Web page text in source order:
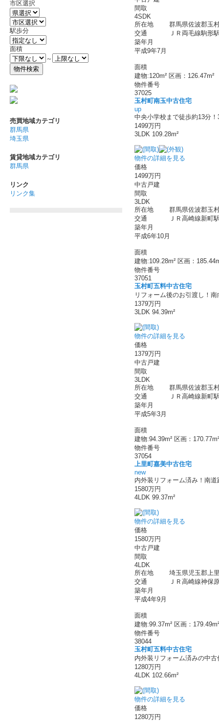
間取
4SDK
所在地
群馬県佐波郡玉
交通
ＪＲ両毛線駒形
築年月
平成9年7月
面積
建物:120m² 区画：126.47m²
物件番号
37025
玉村町南玉中古住宅
up
中央小学校まで徒歩約13分
1499万円
3LDK 109.28m²
物件の詳細を見る
価格
1499万円
中古戸建
間取
3LDK
所在地
群馬県佐波郡玉
交通
ＪＲ高崎線新町
築年月
平成6年10月
面積
建物:109.28m² 区画：
物件番号
37051
玉村町五料中古住宅
リフォーム後のお引渡し！
1379万円
3LDK 94.39m²
物件の詳細を見る
価格
1379万円
中古戸建
間取
3LDK
所在地
群馬県佐波郡玉
交通
ＪＲ高崎線新町
築年月
平成5年3月
面積
建物:94.39m² 区画：170.77m²
物件番号
37054
上里町嘉美中古住宅
new
内外装リフォーム済み！南
1580万円
4LDK 99.37m²
物件の詳細を見る
価格
1580万円
中古戸建
間取
4LDK
所在地
埼玉県児玉郡上
交通
ＪＲ高崎線神保
築年月
平成4年9月
面積
建物:99.37m² 区画：179.49m²
物件番号
38044
玉村町五料中古住宅
内外装リフォーム済みの中
1280万円
4LDK 102.66m²
物件の詳細を見る
価格
1280万円
市区選択
駅歩分
面積
～
売買地域カテゴリ
群馬県
埼玉県
賃貸地域カテゴリ
群馬県
リンク
リンク集